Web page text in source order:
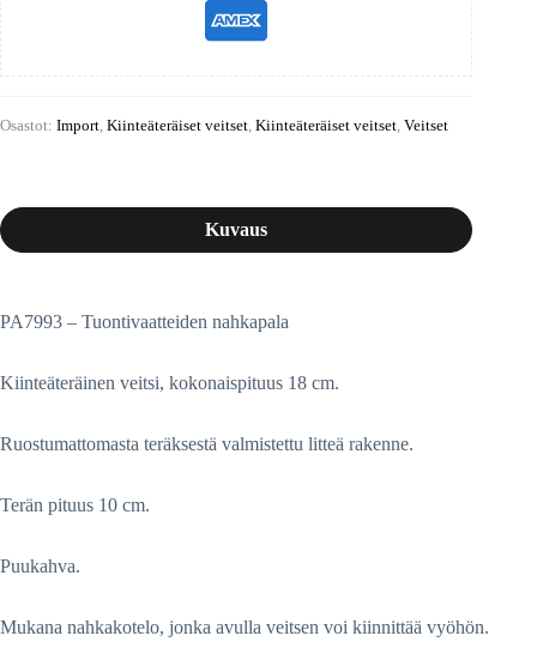
Osastot: Import, Kiinteäteräiset veitset, Kiinteäteräiset veitset, Veitset
Kuvaus
PA7993 – Tuontivaatteiden nahkapala
Kiinteäteräinen veitsi, kokonaispituus 18 cm.
Ruostumattomasta teräksestä valmistettu litteä rakenne.
Terän pituus 10 cm.
Puukahva.
Mukana nahkakotelo, jonka avulla veitsen voi kiinnittää vyöhön.